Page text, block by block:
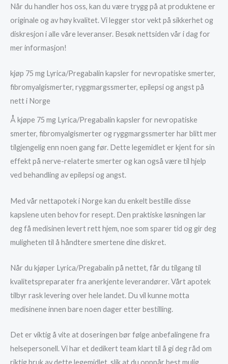
Når du handler hos oss, kan du være trygg på at produktene er
originale og av høy kvalitet. Vi legger stor vekt på sikkerhet og
diskresjon i alle våre leveranser. Besøk nettsiden vår i dag for
mer informasjon!
kjøp 75 mg Lyrica/Pregabalin kapsler for nevropatiske smerter,
fibromyalgismerter, ryggmargssmerter, epilepsi og angst på
nett i Norge
Å kjøpe 75 mg Lyrica/Pregabalin kapsler for nevropatiske
smerter, fibromyalgismerter og ryggmargssmerter har blitt mer
tilgjengelig enn noen gang før. Dette legemidlet er kjent for sin
effekt på nerve-relaterte smerter og kan også være til hjelp
ved behandling av epilepsi og angst.
Med vår nettapotek i Norge kan du enkelt bestille disse
kapslene uten behov for resept. Den praktiske løsningen lar
deg få medisinen levert rett hjem, noe som sparer tid og gir deg
muligheten til å håndtere smertene dine diskret.
Når du kjøper Lyrica/Pregabalin på nettet, får du tilgang til
kvalitetspreparater fra anerkjente leverandører. Vårt apotek
tilbyr rask levering over hele landet. Du vil kunne motta
medisinene innen bare noen dager etter bestilling.
Det er viktig å vite at doseringen bør følge anbefalingene fra
helsepersonell. Vi har et dedikert team klart til å gi deg råd om